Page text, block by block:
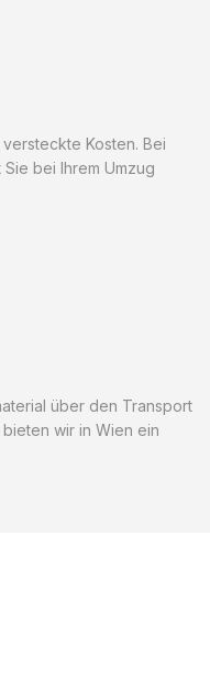
Kosten. Bei
bei Ihrem Umzug
über den Transport
wir in Wien ein